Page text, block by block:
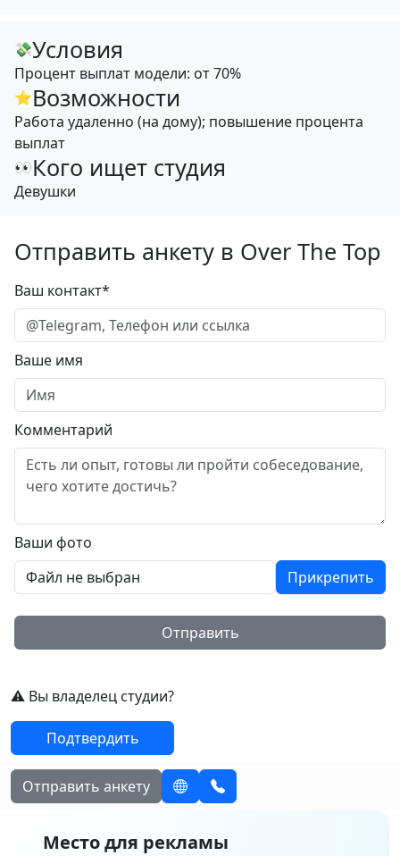
💸Условия
Процент выплат модели: от 70%
⭐Возможности
Работа удаленно (на дому); повышение процента
выплат
👀Кого ищет студия
Девушки
Отправить анкету в Over The Top
Ваш контакт*
Ваше имя
Комментарий
Ваши фото
Файл не выбран
Прикрепить
Отправить
⚠️ Вы владелец студии?
Подтвердить
Отправить анкету
Место для рекламы